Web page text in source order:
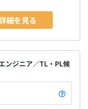
細を見る
ンジニア／TL・PL候